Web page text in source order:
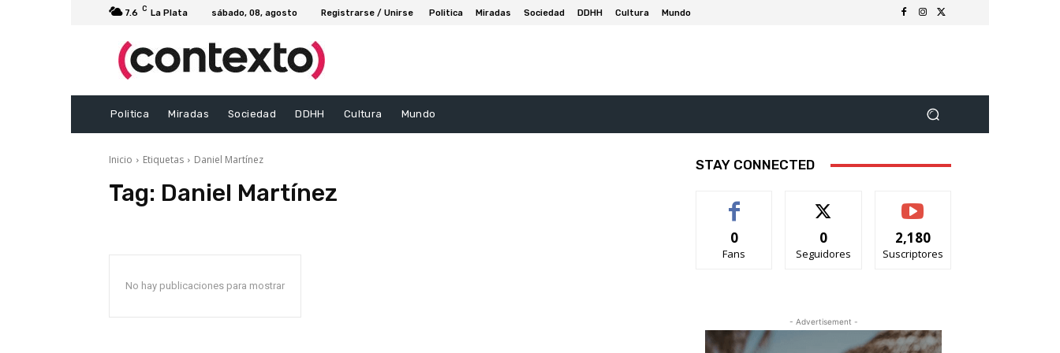
7.6 C La Plata sábado, 08, agosto Registrarse / Unirse Politica Miradas Sociedad DDHH Cultura Mundo
Politica Miradas Sociedad DDHH Cultura Mundo
Inicio Etiquetas Daniel Martínez
Tag: Daniel Martínez
No hay publicaciones para mostrar
STAY CONNECTED
0
Fans
0
Seguidores
2,180
Suscriptores
- Advertisement -